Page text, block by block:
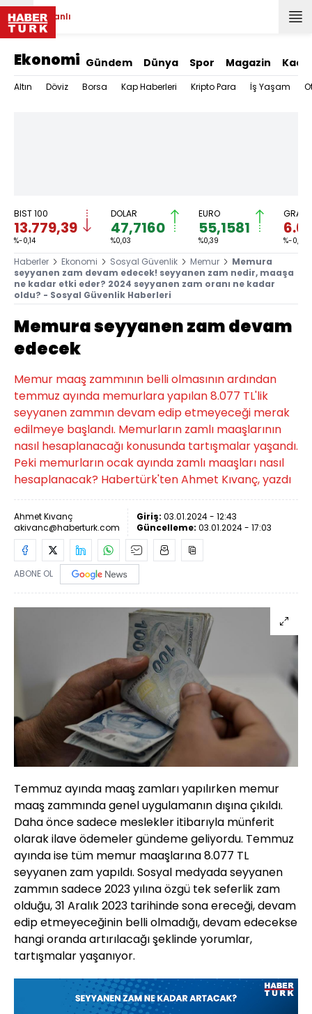
Canlı
Ekonomi Gündem Dünya Spor Magazin
Altın Döviz Borsa Kap Haberleri Kripto Para İş Yaşam
BIST 100
13.779,39
%-0,14
DOLAR
47,7160
%0,03
EURO
55,1581
%0,39
GRAM
%-0,49
Haberler Ekonomi Sosyal Güvenlik Memur
Memura
seyyanen zam devam edecek! seyyanen zam nedir, maaşa
ne kadar etki eder? 2024 seyyanen zam oranı ne kadar
oldu? - Sosyal Güvenlik Haberleri
Memura seyyanen zam devam
edecek
Memur maaş zammının belli olmasının ardından
temmuz ayında memurlara yapılan 8.077 TL'lik
seyyanen zammın devam edip etmeyeceği merak
edilmeye başlandı. Memurların zamlı maaşlarının
nasıl hesaplanacağı konusunda tartışmalar yaşandı.
Peki memurların ocak ayında zamlı maaşları nasıl
hesaplanacak? Habertürk'ten Ahmet Kıvanç, yazdı
Ahmet Kıvanç
akivanc@haberturk.com
Giriş: 03.01.2024 - 12:43
Güncelleme: 03.01.2024 - 17:03
ABONE OL
Temmuz ayında maaş zamları yapılırken memur
maaş zammında genel uygulamanın dışına çıkıldı.
Daha önce sadece meslekler itibarıyla münferit
olarak ilave ödemeler gündeme geliyordu. Temmuz
ayında ise tüm memur maaşlarına 8.077 TL
seyyanen zam yapıldı. Sosyal medyada seyyanen
zammın sadece 2023 yılına özgü tek seferlik zam
olduğu, 31 Aralık 2023 tarihinde sona ereceği, devam
edip etmeyeceğinin belli olmadığı, devam edecekse
hangi oranda artırılacağı şeklinde yorumlar,
tartışmalar yaşanıyor.